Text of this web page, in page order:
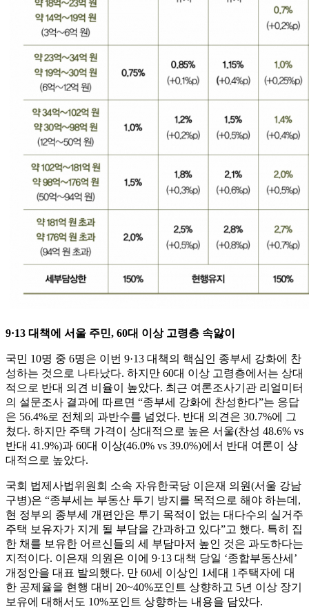
9·13 대책에 서울 주민, 60대 이상 고령층 속앓이
국민 10명 중 6명은 이번 9·13 대책의 핵심인 종부세 강화에 찬
성하는 것으로 나타났다. 하지만 60대 이상 고령층에서는 상대
적으로 반대 의견 비율이 높았다. 최근 여론조사기관 리얼미터
의 설문조사 결과에 따르면 “종부세 강화에 찬성한다”는 응답
은 56.4%로 전체의 과반수를 넘었다. 반대 의견은 30.7%에 그
쳤다. 하지만 주택 가격이 상대적으로 높은 서울(찬성 48.6% vs
반대 41.9%)과 60대 이상(46.0% vs 39.0%)에서 반대 여론이 상
대적으로 높았다.
국회 법제사법위원회 소속 자유한국당 이은재 의원(서울 강남
구병)은 “종부세는 부동산 투기 방지를 목적으로 해야 하는데,
현 정부의 종부세 개편안은 투기 목적이 없는 대다수의 실거주
주택 보유자가 지게 될 부담을 간과하고 있다”고 했다. 특히 집
한 채를 보유한 어르신들의 세 부담마저 높인 것은 과도하다는
지적이다. 이은재 의원은 이에 9·13 대책 당일 ‘종합부동산세’
개정안을 대표 발의했다. 만 60세 이상인 1세대 1주택자에 대
한 공제율을 현행 대비 20~40%포인트 상향하고 5년 이상 장기
보유에 대해서도 10%포인트 상향하는 내용을 담았다.